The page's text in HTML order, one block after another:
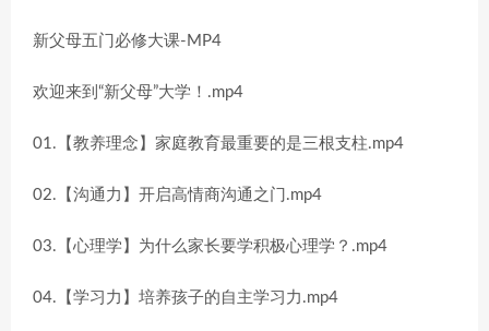
新父母五门必修大课-MP4
欢迎来到“新父母”大学！.mp4
01.【教养理念】家庭教育最重要的是三根支柱.mp4
02.【沟通力】开启高情商沟通之门.mp4
03.【心理学】为什么家长要学积极心理学？.mp4
04.【学习力】培养孩子的自主学习力.mp4